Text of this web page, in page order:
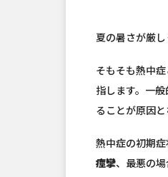
夏の暑さが厳
そもそも熱中
指します。一
ることが原因と
熱中症の初期
痙攣、最悪の